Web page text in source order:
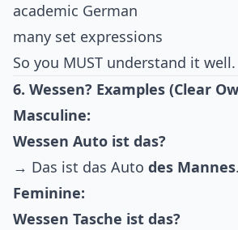
academic German
many set expressions
So you MUST understand it well.
6. Wessen? Examples (Clear
Masculine:
Wessen Auto ist das?
→ Das ist das Auto des Mannes.
Feminine:
Wessen Tasche ist das?